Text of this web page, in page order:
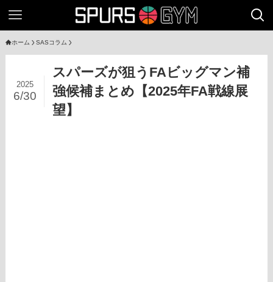
ホーム SASコラム
スパーズが狙うFAビッグマン補
強候補まとめ【2025年FA戦線展
望】
2025
6/30